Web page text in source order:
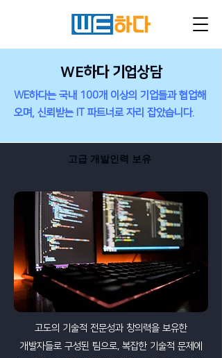
WE하다 기업상담
WE하다는 국내 100개 이상의 기업들과 협업해
오며, 신뢰받는 IT 파트너로 자리 잡았습니다.
​고급 개발인력 보유
고도의 기술적 전문성과 창의력을 보유한
개발자들로 구성된 팀으로, 복잡한 기술적 문제에